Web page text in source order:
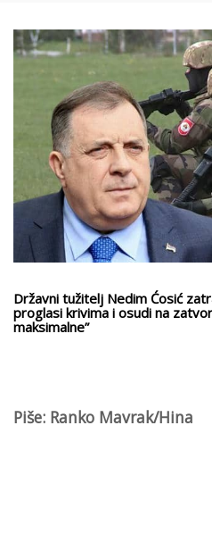
Državni tužitelj Nedim Ćosić
proglasi krivima i osudi na
maksimalne”
Piše: Ranko Mavrak/Hina